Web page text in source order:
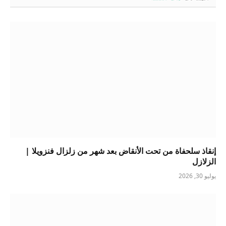
إنقاذ سلحفاة من تحت الأنقاض بعد شهر من زلزال فنزويلا |
الزلازل
يوليو 30, 2026